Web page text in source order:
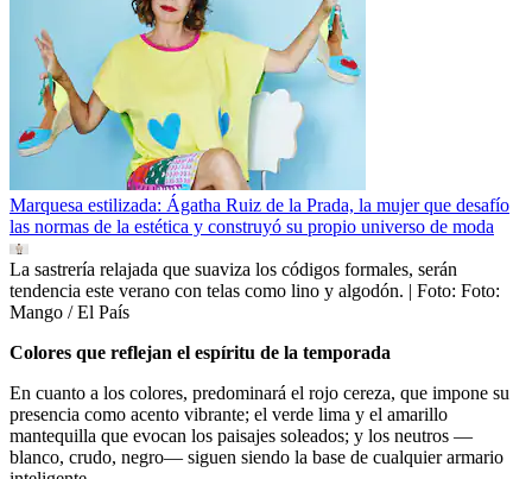
Marquesa estilizada: Ágatha Ruiz de la Prada, la mujer que desafío
las normas de la estética y construyó su propio universo de moda
La sastrería relajada que suaviza los códigos formales, serán
tendencia este verano con telas como lino y algodón. | Foto: Foto:
Mango / El País
Colores que reflejan el espíritu de la temporada
En cuanto a los colores, predominará el rojo cereza, que impone su
presencia como acento vibrante; el verde lima y el amarillo
mantequilla que evocan los paisajes soleados; y los neutros —
blanco, crudo, negro— siguen siendo la base de cualquier armario